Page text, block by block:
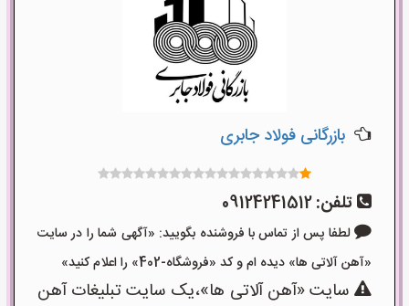
بازرگانی فولاد جابری
تلفن:09124241512
لطفا پس از تماس با فروشنده بگویید: «آگهی شما را در سایت
«آهن آلاتی ها» دیده ام و کد «فروشگاه-402» را اعلام کنید»
سایت «آهن آلاتی ها»،یک سایت تبلیغات آهن